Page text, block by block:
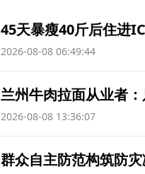
45天暴瘦40斤后住进
2026-08-08 06:49:44
兰州牛肉拉面从业者
2026-08-08 13:36:07
群众自主防范构筑防